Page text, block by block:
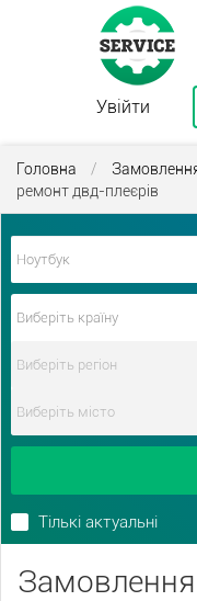
Увійти
Головна /
ремонт двд-плеєрів
Тількі актуальні